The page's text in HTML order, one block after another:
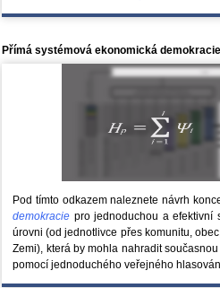
Přímá systémová ekonomická demokracie
Pod tímto odkazem naleznete návrh
demokracie pro jednoduchou a efektivní
úrovni (od jednotlivce přes komunitu,
Zemi), která by mohla nahradit
pomocí jednoduchého veřejného